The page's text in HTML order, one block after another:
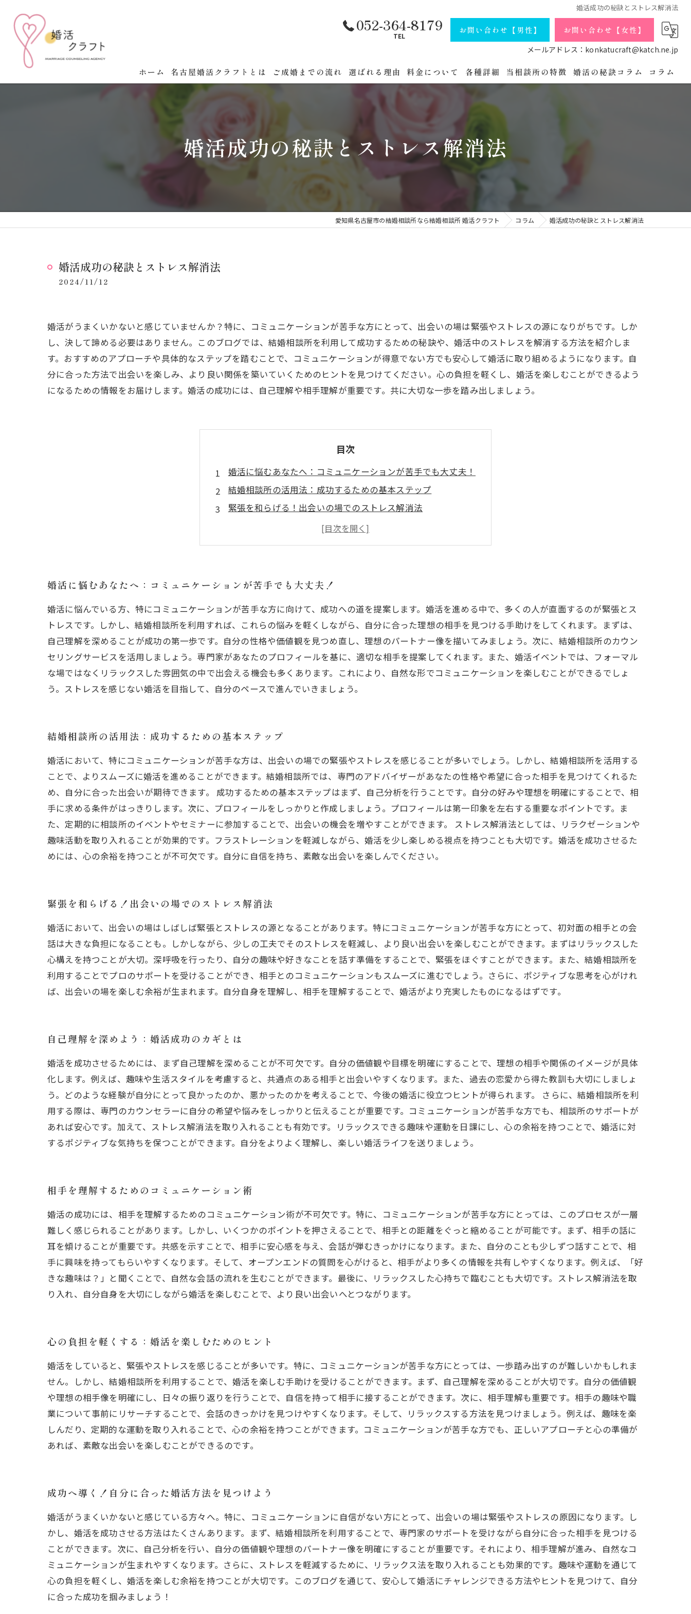
婚活成功の秘訣とストレス解消法
052-364-8179
TEL
お問い合わせ【男性】
お問い合わせ【女性】
メールアドレス：konkatucraft@katch.ne.jp
ホーム 名古屋婚活クラフトとは
名古屋婚活クラフトへまでの道順
婚活の成功法則セミナー
婚活イベント開催
ご成婚までの流れ 選ばれる理由 料金について
公務員・官公庁コースの詳細
各種詳細
会員データ
婚活パーティの流れ
プライバシーポリシー
無料相談・お問い合わせ【女性】
当相談所の特徴
アラフォー
婚活の秘訣コラム コラム
婚活成功の秘訣とストレス解消法
愛知県名古屋市の結婚相談所なら結婚相談所 婚活クラフト コラム 婚活成功の秘訣とストレス解消法
婚活成功の秘訣とストレス解消法
2024/11/12
婚活がうまくいかないと感じていませんか？特に、コミュニケーションが苦手な方にとって、出会いの場は緊張やストレスの源になりがちです。しか
し、決して諦める必要はありません。このブログでは、結婚相談所を利用して成功するための秘訣や、婚活中のストレスを解消する方法を紹介しま
す。おすすめのアプローチや具体的なステップを踏むことで、コミュニケーションが得意でない方でも安心して婚活に取り組めるようになります。自
分に合った方法で出会いを楽しみ、より良い関係を築いていくためのヒントを見つけてください。心の負担を軽くし、婚活を楽しむことができるよう
になるための情報をお届けします。婚活の成功には、自己理解や相手理解が重要です。共に大切な一歩を踏み出しましょう。
目次
婚活に悩むあなたへ：コミュニケーションが苦手でも大丈夫！
結婚相談所の活用法：成功するための基本ステップ
緊張を和らげる！出会いの場でのストレス解消法
自己理解を深めよう：婚活成功のカギとは
相手を理解するためのコミュニケーション術
成功へ導く！自分に合った婚活方法を見つけよう
婚活に悩むあなたへ：コミュニケーションが苦手でも大丈夫！
婚活に悩んでいる方、特にコミュニケーションが苦手な方に向けて、成功への道を提案します。婚活を進める中で、多くの人が直面するのが緊張とス
トレスです。しかし、結婚相談所を利用すれば、これらの悩みを軽くしながら、自分に合った理想の相手を見つける手助けをしてくれます。まずは、
自己理解を深めることが成功の第一歩です。自分の性格や価値観を見つめ直し、理想のパートナー像を描いてみましょう。次に、結婚相談所のカウン
セリングサービスを活用しましょう。専門家があなたのプロフィールを基に、適切な相手を提案してくれます。また、婚活イベントでは、フォーマル
な場ではなくリラックスした雰囲気の中で出会える機会も多くあります。これにより、自然な形でコミュニケーションを楽しむことができるでしょ
う。ストレスを感じない婚活を目指して、自分のペースで進んでいきましょう。
結婚相談所の活用法：成功するための基本ステップ
婚活において、特にコミュニケーションが苦手な方は、出会いの場での緊張やストレスを感じることが多いでしょう。しかし、結婚相談所を活用する
ことで、よりスムーズに婚活を進めることができます。結婚相談所では、専門のアドバイザーがあなたの性格や希望に合った相手を見つけてくれるた
め、自分に合った出会いが期待できます。 成功するための基本ステップはまず、自己分析を行うことです。自分の好みや理想を明確にすることで、相
手に求める条件がはっきりします。次に、プロフィールをしっかりと作成しましょう。プロフィールは第一印象を左右する重要なポイントです。ま
た、定期的に相談所のイベントやセミナーに参加することで、出会いの機会を増やすことができます。 ストレス解消法としては、リラクゼーションや
趣味活動を取り入れることが効果的です。フラストレーションを軽減しながら、婚活を少し楽しめる視点を持つことも大切です。婚活を成功させるた
めには、心の余裕を持つことが不可欠です。自分に自信を持ち、素敵な出会いを楽しんでください。
緊張を和らげる！出会いの場でのストレス解消法
婚活において、出会いの場はしばしば緊張とストレスの源となることがあります。特にコミュニケーションが苦手な方にとって、初対面の相手との会
話は大きな負担になることも。しかしながら、少しの工夫でそのストレスを軽減し、より良い出会いを楽しむことができます。まずはリラックスした
心構えを持つことが大切。深呼吸を行ったり、自分の趣味や好きなことを話す準備をすることで、緊張をほぐすことができます。また、結婚相談所を
利用することでプロのサポートを受けることができ、相手とのコミュニケーションもスムーズに進むでしょう。さらに、ポジティブな思考を心がけれ
ば、出会いの場を楽しむ余裕が生まれます。自分自身を理解し、相手を理解することで、婚活がより充実したものになるはずです。
自己理解を深めよう：婚活成功のカギとは
婚活を成功させるためには、まず自己理解を深めることが不可欠です。自分の価値観や目標を明確にすることで、理想の相手や関係のイメージが具体
化します。例えば、趣味や生活スタイルを考慮すると、共通点のある相手と出会いやすくなります。また、過去の恋愛から得た教訓も大切にしましょ
う。どのような経験が自分にとって良かったのか、悪かったのかを考えることで、今後の婚活に役立つヒントが得られます。 さらに、結婚相談所を利
用する際は、専門のカウンセラーに自分の希望や悩みをしっかりと伝えることが重要です。コミュニケーションが苦手な方でも、相談所のサポートが
あれば安心です。加えて、ストレス解消法を取り入れることも有効です。リラックスできる趣味や運動を日課にし、心の余裕を持つことで、婚活に対
するポジティブな気持ちを保つことができます。自分をよりよく理解し、楽しい婚活ライフを送りましょう。
相手を理解するためのコミュニケーション術
婚活の成功には、相手を理解するためのコミュニケーション術が不可欠です。特に、コミュニケーションが苦手な方にとっては、このプロセスが一層
難しく感じられることがあります。しかし、いくつかのポイントを押さえることで、相手との距離をぐっと縮めることが可能です。まず、相手の話に
耳を傾けることが重要です。共感を示すことで、相手に安心感を与え、会話が弾むきっかけになります。また、自分のことも少しずつ話すことで、相
手に興味を持ってもらいやすくなります。そして、オープンエンドの質問を心がけると、相手がより多くの情報を共有しやすくなります。例えば、「好
きな趣味は？」と聞くことで、自然な会話の流れを生むことができます。最後に、リラックスした心持ちで臨むことも大切です。ストレス解消法を取
り入れ、自分自身を大切にしながら婚活を楽しむことで、より良い出会いへとつながります。
心の負担を軽くする：婚活を楽しむためのヒント
婚活をしていると、緊張やストレスを感じることが多いです。特に、コミュニケーションが苦手な方にとっては、一歩踏み出すのが難しいかもしれま
せん。しかし、結婚相談所を利用することで、婚活を楽しむ手助けを受けることができます。まず、自己理解を深めることが大切です。自分の価値観
や理想の相手像を明確にし、日々の振り返りを行うことで、自信を持って相手に接することができます。次に、相手理解も重要です。相手の趣味や職
業について事前にリサーチすることで、会話のきっかけを見つけやすくなります。そして、リラックスする方法を見つけましょう。例えば、趣味を楽
しんだり、定期的な運動を取り入れることで、心の余裕を持つことができます。コミュニケーションが苦手な方でも、正しいアプローチと心の準備が
あれば、素敵な出会いを楽しむことができるのです。
成功へ導く！自分に合った婚活方法を見つけよう
婚活がうまくいかないと感じている方々へ。特に、コミュニケーションに自信がない方にとって、出会いの場は緊張やストレスの原因になります。し
かし、婚活を成功させる方法はたくさんあります。まず、結婚相談所を利用することで、専門家のサポートを受けながら自分に合った相手を見つける
ことができます。次に、自己分析を行い、自分の価値観や理想のパートナー像を明確にすることが重要です。それにより、相手理解が進み、自然なコ
ミュニケーションが生まれやすくなります。さらに、ストレスを軽減するために、リラックス法を取り入れることも効果的です。趣味や運動を通じて
心の負担を軽くし、婚活を楽しむ余裕を持つことが大切です。このブログを通じて、安心して婚活にチャレンジできる方法やヒントを見つけて、自分
に合った成功を掴みましょう！